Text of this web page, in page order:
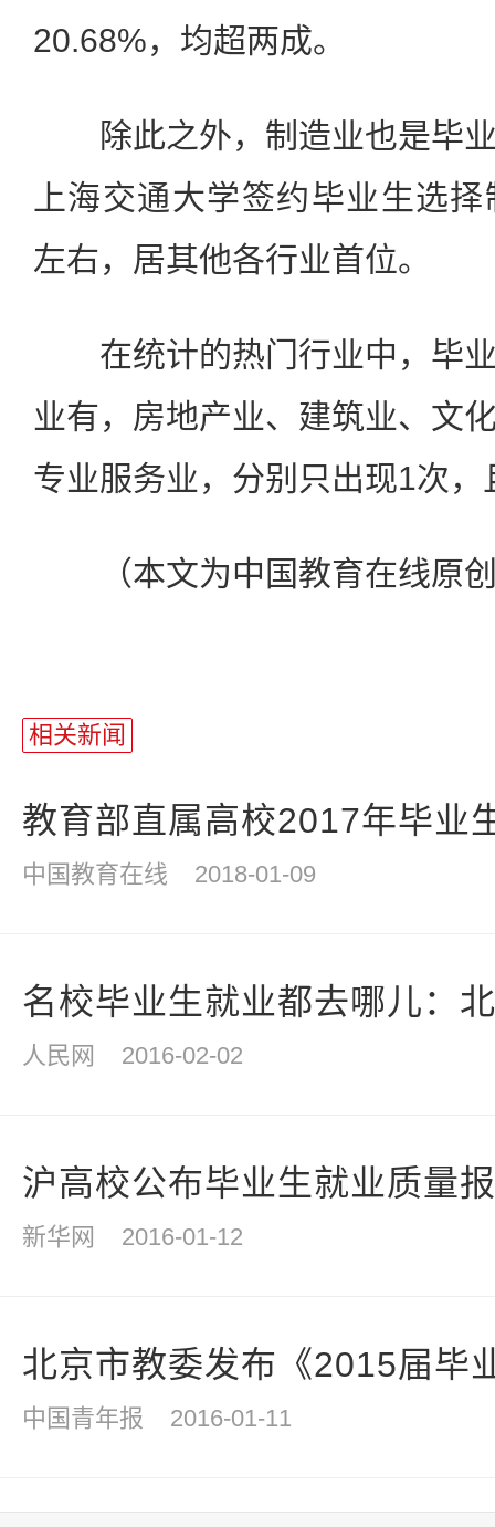
20.68%，均超两成。
除此之外，制造业也是毕业
上海交通大学签约毕业生选
左右，居其他各行业首位。
在统计的热门行业中，毕业
业有，房地产业、建筑业、文
专业服务业，分别只出现1次
（本文为中国教育在线原创
相关新闻
教育部直属高校2017年毕业
中国教育在线 2018-01-09
名校毕业生就业都去哪儿：
人民网 2016-02-02
沪高校公布毕业生就业质量
新华网 2016-01-12
北京市教委发布《2015届毕
中国青年报 2016-01-11